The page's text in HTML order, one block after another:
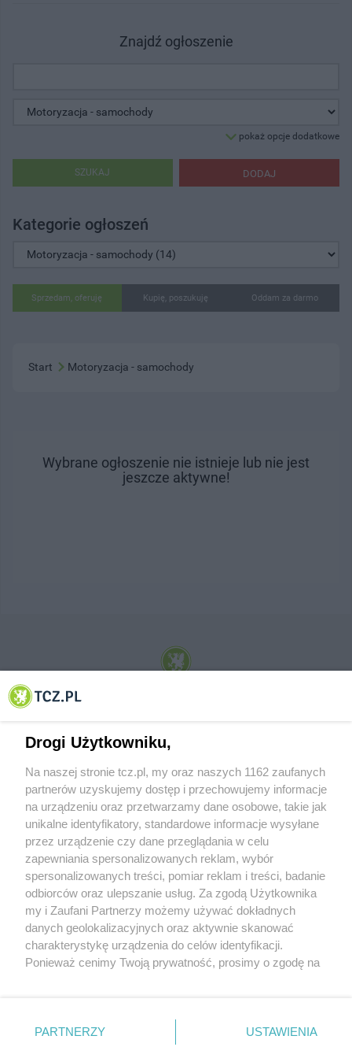
Znajdź ogłoszenie
pokaż opcje dodatkowe
DODAJ
SZUKAJ
Kategorie ogłoszeń
Sprzedam, oferuję Kupię, poszukuję Oddam za darmo
Start Motoryzacja - samochody
Wybrane ogłoszenie nie istnieje lub nie jest
jeszcze aktywne!
© 2001-2026 Tczew - TCZ.PL Sp. z o.o. Internetowy Serwis Informacyjny Miasta
O FIRMIE POLITYKA PRYWATNOŚCI HOSTING
REKLAMA WSPÓŁPRACA RSS FACEBOOK KONTAKT
Nasze serwisy
Aktualności
Tcz24
Historia miasta
Muzyka i kultura
Archiwum wydarzeń
Zdjęcia miasta
Drogi Użytkowniku,
Na naszej stronie tcz.pl, my oraz naszych 1162 zaufanych
partnerów uzyskujemy dostęp i przechowujemy informacje
na urządzeniu oraz przetwarzamy dane osobowe, takie jak
unikalne identyfikatory, standardowe informacje wysyłane
przez urządzenie czy dane przeglądania w celu
zapewniania spersonalizowanych reklam, wybór
spersonalizowanych treści, pomiar reklam i treści, badanie
odbiorców oraz ulepszanie usług. Za zgodą Użytkownika
my i Zaufani Partnerzy możemy używać dokładnych
danych geolokalizacyjnych oraz aktywnie skanować
charakterystykę urządzenia do celów identyfikacji.
Ponieważ cenimy Twoją prywatność, prosimy o zgodę na
znajdujący się w lewym dolnym rogu strony
. Niektóre
PARTNERZY USTAWIENIA